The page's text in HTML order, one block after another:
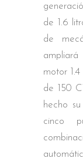
de 1.6
de
motor
de 150
hecho
cinco